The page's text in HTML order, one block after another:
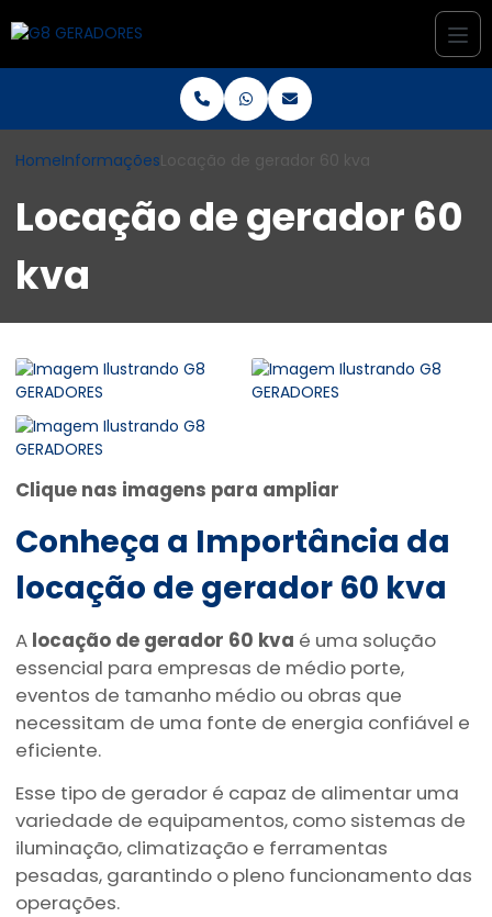
HomeInformações Locação de gerador 60 kva
Locação de gerador 60
kva
Clique nas imagens para ampliar
Conheça a Importância da
locação de gerador 60 kva
A locação de gerador 60 kva é uma solução
essencial para empresas de médio porte,
eventos de tamanho médio ou obras que
necessitam de uma fonte de energia confiável e
eficiente.
Esse tipo de gerador é capaz de alimentar uma
variedade de equipamentos, como sistemas de
iluminação, climatização e ferramentas
pesadas, garantindo o pleno funcionamento das
operações.